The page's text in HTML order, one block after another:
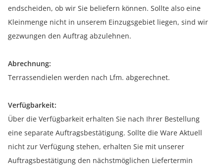
endscheiden, ob wir Sie beliefern können. Sollte also eine
Kleinmenge nicht in unserem Einzugsgebiet liegen, sind wir
gezwungen den Auftrag abzulehnen.
Abrechnung:
Terrassendielen werden nach Lfm. abgerechnet.
Verfügbarkeit:
Über die Verfügbarkeit erhalten Sie nach Ihrer Bestellung
eine separate Auftragsbestätigung. Sollte die Ware Aktuell
nicht zur Verfügung stehen, erhalten Sie mit unserer
Auftragsbestätigung den nächstmöglichen Liefertermin